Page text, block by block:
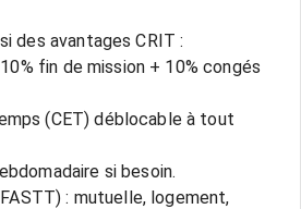
des avantages CRIT :
fin de mission + 10% congés
(CET) déblocable à tout
si besoin.
: mutuelle, logement,